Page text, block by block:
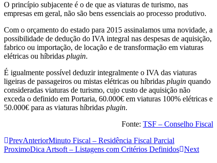
O princípio subjacente é o de que as viaturas de turismo, nas
empresas em geral, não são bens essenciais ao processo produtivo.
Com o orçamento do estado para 2015 assinalamos uma novidade, a
possibilidade de dedução do IVA integral nas despesas de aquisição,
fabrico ou importação, de locação e de transformação em viaturas
elétricas ou híbridas plugin.
É igualmente possível deduzir integralmente o IVA das viaturas
ligeiras de passageiros ou mistas elétricas ou híbridas plugin quando
consideradas viaturas de turismo, cujo custo de aquisição não
exceda o definido em Portaria, 60.000€ em viaturas 100% elétricas e
50.000€ para as viaturas híbridas plugin.
Fonte: TSF – Conselho Fiscal
PrevAnteriorMinuto Fiscal – Residência Fiscal Parcial
ProximoDica Artsoft – Listagens com Critérios Definidos Next